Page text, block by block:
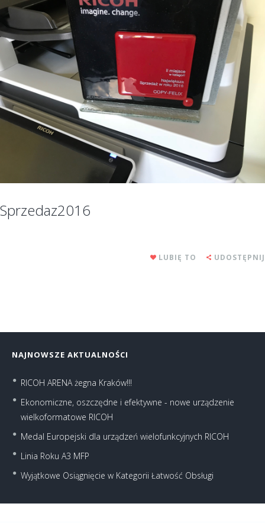
Sprzedaz2016
LUBIĘ TO UDOSTĘPNIJ
NAJNOWSZE AKTUALNOŚCI
RICOH ARENA żegna Kraków!!!
Ekonomiczne, oszczędne i efektywne - nowe urządzenie
wielkoformatowe RICOH
Medal Europejski dla urządzeń wielofunkcyjnych RICOH
Linia Roku A3 MFP
Wyjątkowe Osiągnięcie w Kategorii Łatwość Obsługi